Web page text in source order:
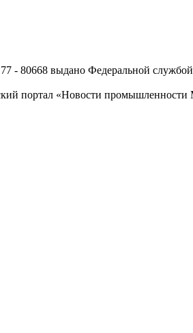
выдано Федеральной службой
портал «Новости промышленности